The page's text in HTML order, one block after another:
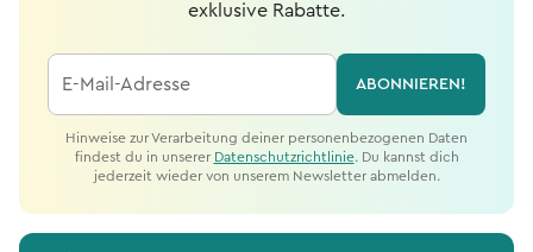
exklusive Rabatte.
E-Mail-Adresse ABONNIEREN!
Hinweise zur Verarbeitung deiner personenbezogenen Daten
findest du in unserer Datenschutzrichtlinie. Du kannst dich
jederzeit wieder von unserem Newsletter abmelden.